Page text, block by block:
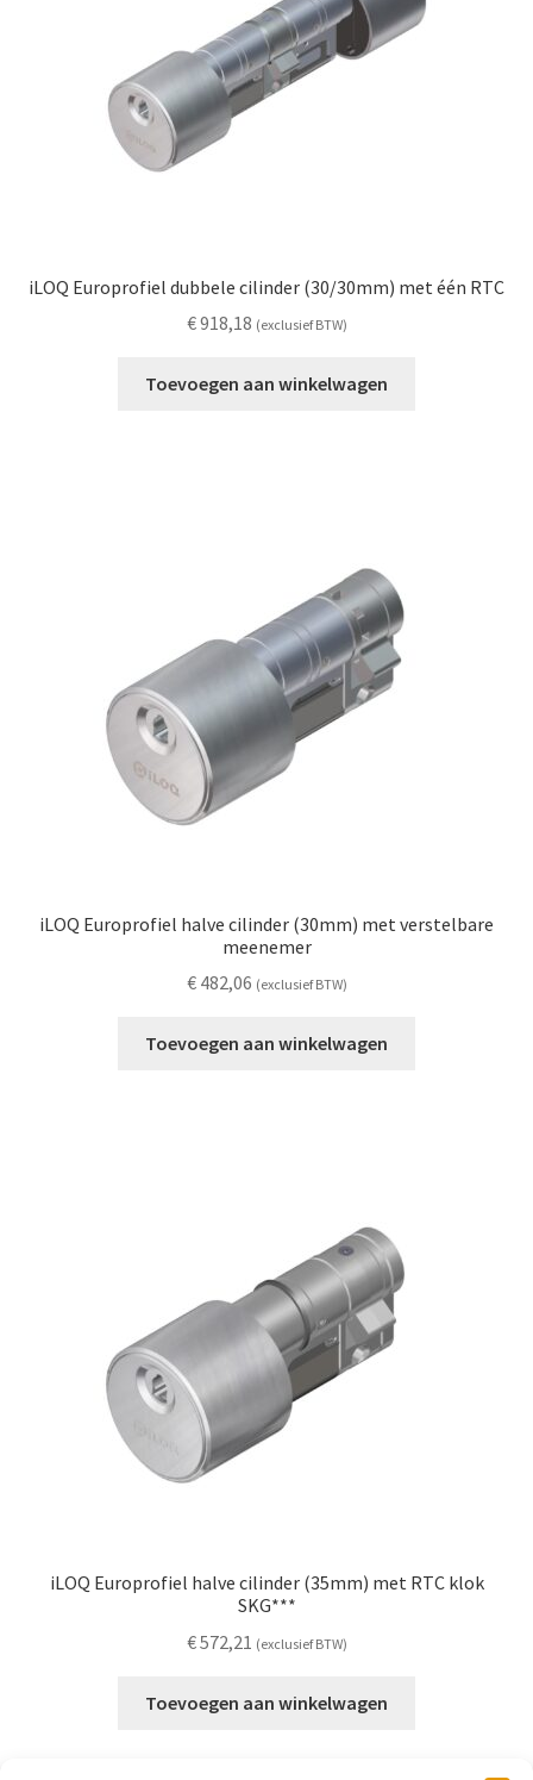
iLOQ Europrofiel dubbele cilinder (30/30mm) met één RTC
€918,18 (exclusief BTW)
Toevoegen aan winkelwagen
iLOQ Europrofiel halve cilinder (30mm) met verstelbare
meenemer
€482,06 (exclusief BTW)
Toevoegen aan winkelwagen
iLOQ Europrofiel halve cilinder (35mm) met RTC klok
SKG***
€572,21 (exclusief BTW)
Toevoegen aan winkelwagen